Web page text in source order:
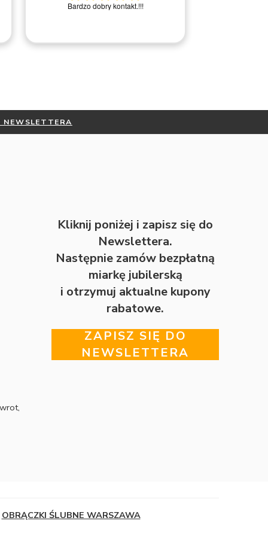
wątpliwości. Dodatkowo cały czas jest się
polecam!
NEWSLETTERA
Kliknij poniżej i zapisz się do
Newslettera.
Następnie zamów bezpłatną
miarkę jubilerską
i otrzymuj aktualne kupony
rabatowe.
ZAPISZ SIĘ DO
NEWSLETTERA
OBRĄCZKI ŚLUBNE WARSZAWA